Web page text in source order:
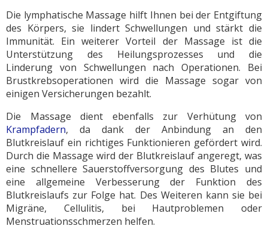
Die lymphatische Massage hilft Ihnen bei der Entgiftung
des Körpers, sie lindert Schwellungen und stärkt die
Immunität. Ein weiterer Vorteil der Massage ist die
Unterstützung des Heilungsprozesses und die
Linderung von Schwellungen nach Operationen. Bei
Brustkrebsoperationen wird die Massage sogar von
einigen Versicherungen bezahlt.
Die Massage dient ebenfalls zur Verhütung von
Krampfadern, da dank der Anbindung an den
Blutkreislauf ein richtiges Funktionieren gefördert wird.
Durch die Massage wird der Blutkreislauf angeregt, was
eine schnellere Sauerstoffversorgung des Blutes und
eine allgemeine Verbesserung der Funktion des
Blutkreislaufs zur Folge hat. Des Weiteren kann sie bei
Migräne, Cellulitis, bei Hautproblemen oder
Menstruationsschmerzen helfen.